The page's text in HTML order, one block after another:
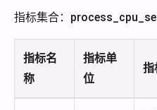
指标集合：
指标名
称
指标单
位
指